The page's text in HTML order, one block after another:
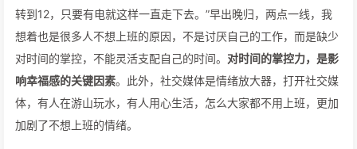
转到12，只要有电就这样一直走下去。”早出晚归，两点一线，我
想着也是很多人不想上班的原因，不是讨厌自己的工作，而是缺少
对时间的掌控，不能灵活支配自己的时间。 对时间的掌控力，是影
响幸福感的关键因素。此外，社交媒体是情绪放大器，打开社交媒
体，有人在游山玩水，有人用心生活，怎么大家都不用上班，更加
加剧了不想上班的情绪。